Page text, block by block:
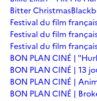
Bitter Christmas
Festival du film
Festival du film
Festival du film
BON PLAN CINÉ |
BON PLAN CINÉ | 13
BON PLAN CINÉ |
BON PLAN CINÉ |